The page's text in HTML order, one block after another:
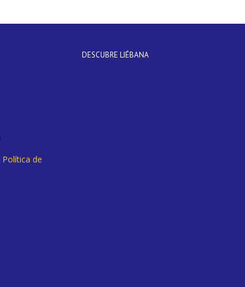
Política de
DESCUBRE LIÉBANA